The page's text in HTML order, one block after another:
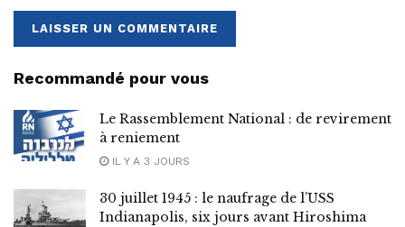
Recommandé pour vous
Le Rassemblement National : de revirement
à reniement
IL Y A 3 JOURS
30 juillet 1945 : le naufrage de l’USS
Indianapolis, six jours avant Hiroshima